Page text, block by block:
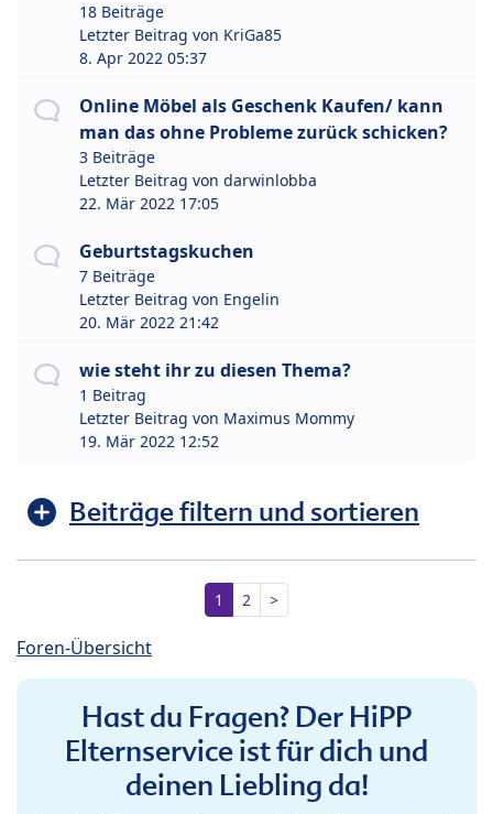
18 Beiträge
Letzter Beitrag von KriGa85
8. Apr 2022 05:37
Online Möbel als Geschenk Kaufen/ kann
man das ohne Probleme zurück schicken?
3 Beiträge
Letzter Beitrag von darwinlobba
22. Mär 2022 17:05
Geburtstagskuchen
7 Beiträge
Letzter Beitrag von Engelin
20. Mär 2022 21:42
wie steht ihr zu diesen Thema?
1 Beitrag
Letzter Beitrag von Maximus Mommy
19. Mär 2022 12:52
Beiträge filtern und sortieren
1 2 >
Foren-Übersicht
Hast du Fragen? Der HiPP
Elternservice ist für dich und
deinen Liebling da!